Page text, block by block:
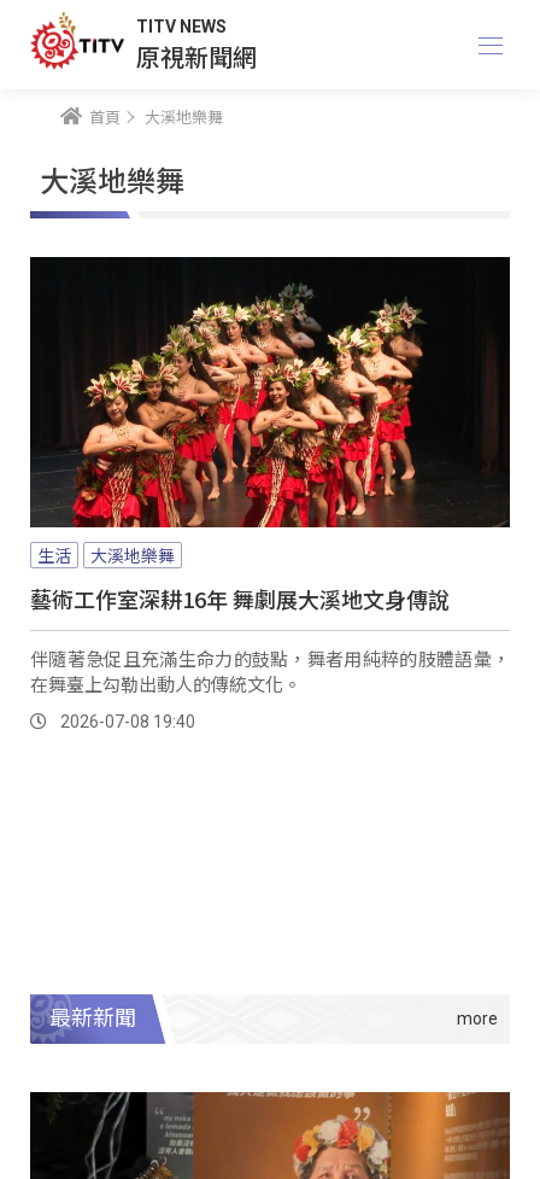
TITV NEWS
原視新聞網
首頁 大溪地樂舞
大溪地樂舞
生活 大溪地樂舞
藝術工作室深耕16年 舞劇展大溪地文身傳說
伴隨著急促且充滿生命力的鼓點，舞者用純粹的肢體語彙，
在舞臺上勾勒出動人的傳統文化。
2026-07-08 19:40
最新新聞